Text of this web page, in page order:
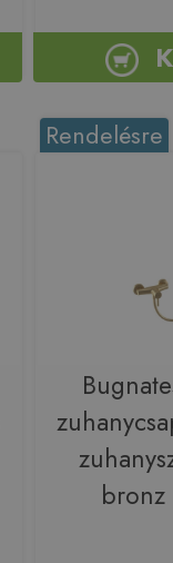
Rendelésre
bronz